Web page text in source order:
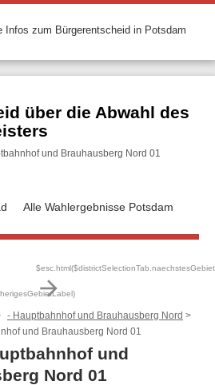
Infos zum Bürgerentscheid in Potsdam
über die Abwahl des
und Brauhausberg Nord 01
Alle Wahlergebnisse Potsdam
arrow_forward
- Hauptbahnhof und Brauhausberg Nord
und Brauhausberg Nord 01
und
Nord 01